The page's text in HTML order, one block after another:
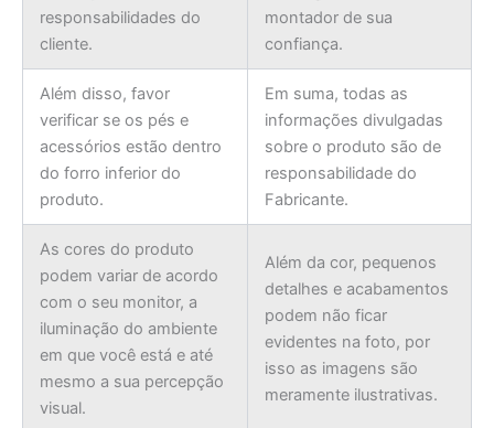
responsabilidades do
cliente.
montador de sua
confiança.
Além disso, favor
verificar se os pés e
acessórios estão dentro
do forro inferior do
produto.
Em suma, todas as
informações divulgadas
sobre o produto são de
responsabilidade do
Fabricante.
As cores do produto
podem variar de acordo
com o seu monitor, a
iluminação do ambiente
em que você está e até
mesmo a sua percepção
visual.
Além da cor, pequenos
detalhes e acabamentos
podem não ficar
evidentes na foto, por
isso as imagens são
meramente ilustrativas.